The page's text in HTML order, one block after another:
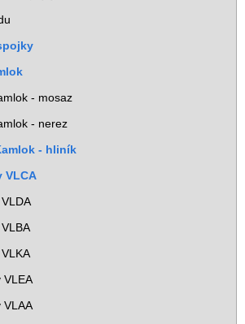
- mosaz
- nerez
- hliník
VLCA
VLEA
VLAA